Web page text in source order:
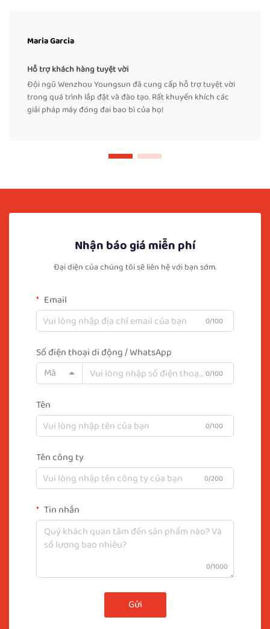
Maria Garcia
Hỗ trợ khách hàng tuyệt vời
Đội ngũ Wenzhou Youngsun đã cung cấp hỗ trợ tuyệt vời
trong quá trình lắp đặt và đào tạo. Rất khuyến khích các
giải pháp máy đóng đai bao bì của họ!
Nhận báo giá miễn phí
Đại diện của chúng tôi sẽ liên hệ với bạn sớm.
Email
0/100
Số điện thoại di động / WhatsApp
Mã
0/100
Tên
0/100
Tên công ty
0/200
Tin nhắn
0/1000
Gửi